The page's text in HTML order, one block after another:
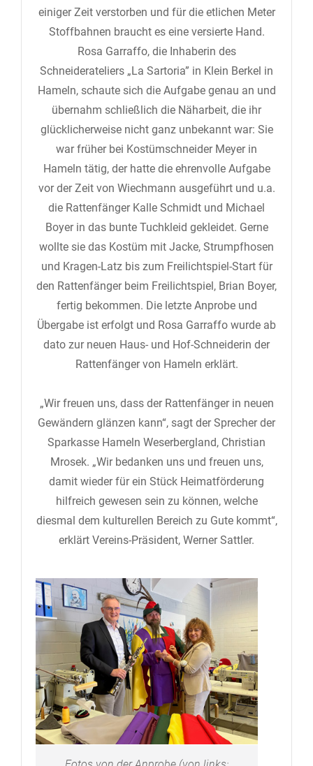
einiger Zeit verstorben und für die etlichen Meter
Stoffbahnen braucht es eine versierte Hand.
Rosa Garraffo, die Inhaberin des
Schneiderateliers „La Sartoria” in Klein Berkel in
Hameln, schaute sich die Aufgabe genau an und
übernahm schließlich die Näharbeit, die ihr
glücklicherweise nicht ganz unbekannt war: Sie
war früher bei Kostümschneider Meyer in
Hameln tätig, der hatte die ehrenvolle Aufgabe
vor der Zeit von Wiechmann ausgeführt und u.a.
die Rattenfänger Kalle Schmidt und Michael
Boyer in das bunte Tuchkleid gekleidet. Gerne
wollte sie das Kostüm mit Jacke, Strumpfhosen
und Kragen-Latz bis zum Freilichtspiel-Start für
den Rattenfänger beim Freilichtspiel, Brian Boyer,
fertig bekommen. Die letzte Anprobe und
Übergabe ist erfolgt und Rosa Garraffo wurde ab
dato zur neuen Haus- und Hof-Schneiderin der
Rattenfänger von Hameln erklärt.
„Wir freuen uns, dass der Rattenfänger in neuen
Gewändern glänzen kann“, sagt der Sprecher der
Sparkasse Hameln Weserbergland, Christian
Mrosek. „Wir bedanken uns und freuen uns,
damit wieder für ein Stück Heimatförderung
hilfreich gewesen sein zu können, welche
diesmal dem kulturellen Bereich zu Gute kommt“,
erklärt Vereins-Präsident, Werner Sattler.